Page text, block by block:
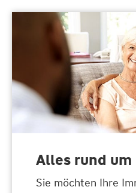
Alles rund
Sie möchten Ihre